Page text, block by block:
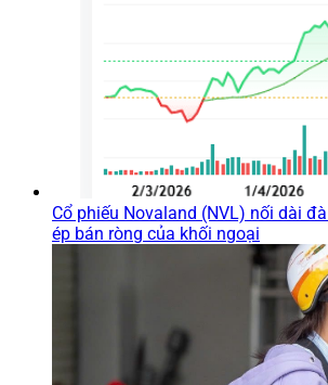
Cổ phiếu Novaland (NVL) nối dài
ép bán ròng của khối ngoại